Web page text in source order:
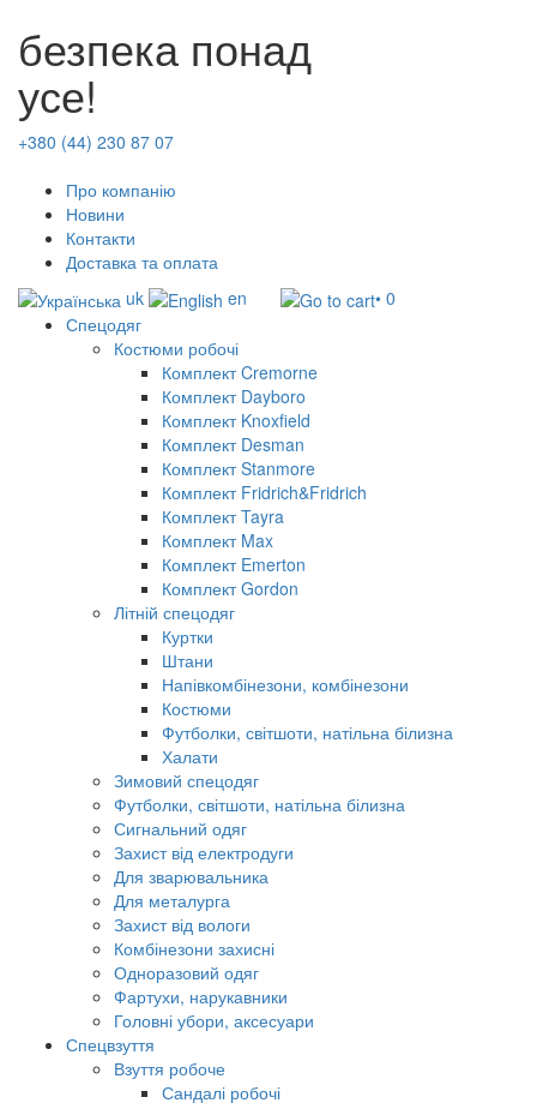
безпека понад
усе!
+380 (44) 230 87 07
Про компанію
Новини
Контакти
Доставка та оплата
uk
en
• 0
Спецодяг
Костюми робочі
Комплект Cremorne
Комплект Dayboro
Комплект Knoxfield
Комплект Desman
Комплект Stanmore
Комплект Fridrich&Fridrich
Комплект Tayra
Комплект Max
Комплект Emerton
Комплект Gordon
Літній спецодяг
Куртки
Штани
Напівкомбінезони, комбінезони
Костюми
Футболки, світшоти, натільна білизна
Халати
Зимовий спецодяг
Футболки, світшоти, натільна білизна
Сигнальний одяг
Захист від електродуги
Для зварювальника
Для металурга
Захист від вологи
Комбінезони захисні
Одноразовий одяг
Фартухи, нарукавники
Головні убори, аксесуари
Спецвзуття
Взуття робоче
Сандалі робочі